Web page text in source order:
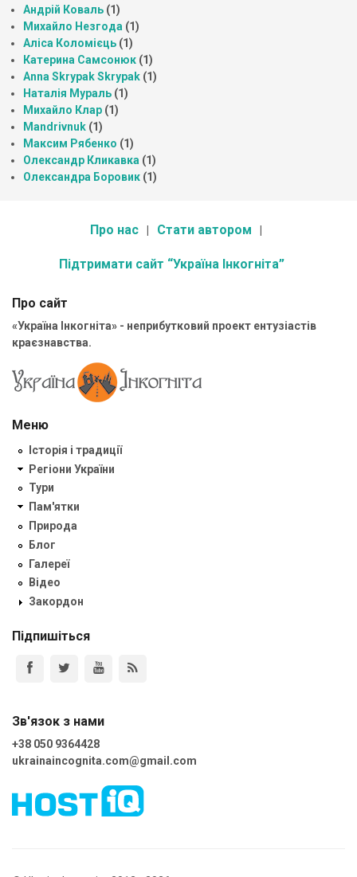
Андрій Коваль (1)
Михайло Незгода (1)
Аліса Коломієць (1)
Катерина Самсонюк (1)
Anna Skrypak Skrypak (1)
Наталія Мураль (1)
Михайло Клар (1)
Mandrivnuk (1)
Максим Рябенко (1)
Олександр Кликавка (1)
Олександра Боровик (1)
Про нас Стати автором
Підтримати сайт “Україна Інкогніта”
Про сайт
«Україна Інкогніта» - неприбутковий проект ентузіастів
краєзнавства.
Меню
Історія і традиції
Регіони України
Тури
Пам'ятки
Природа
Блог
Галереї
Відео
Закордон
Підпишіться
Зв'язок з нами
+38 050 9364428
ukrainaincognita.com@gmail.com